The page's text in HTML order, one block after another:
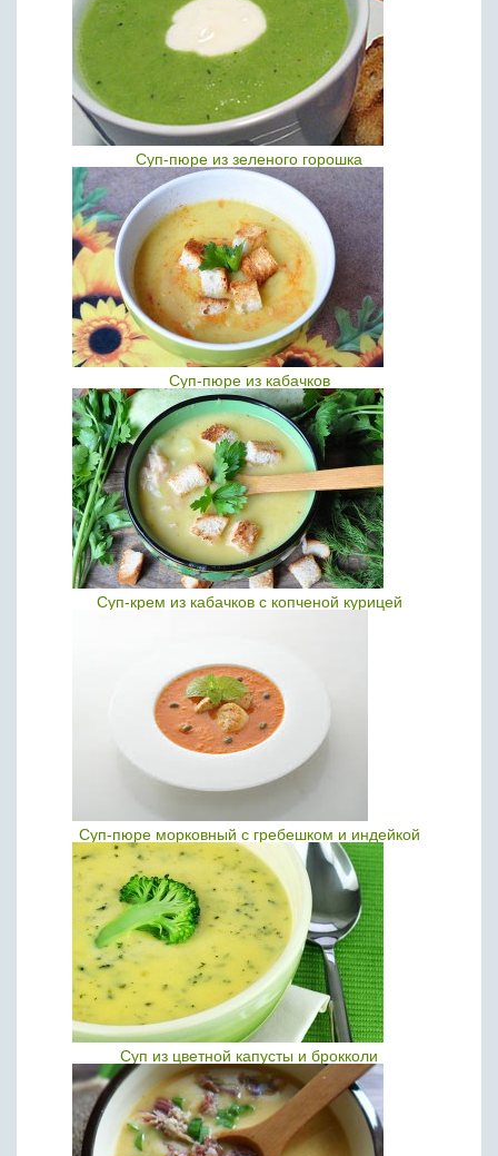
Суп-пюре из зеленого горошка
Суп-пюре из кабачков
Суп-крем из кабачков с копченой курицей
Суп-пюре морковный с гребешком и индейкой
Суп из цветной капусты и брокколи